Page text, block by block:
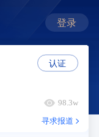
登录
98.3w
寻求报道
认证